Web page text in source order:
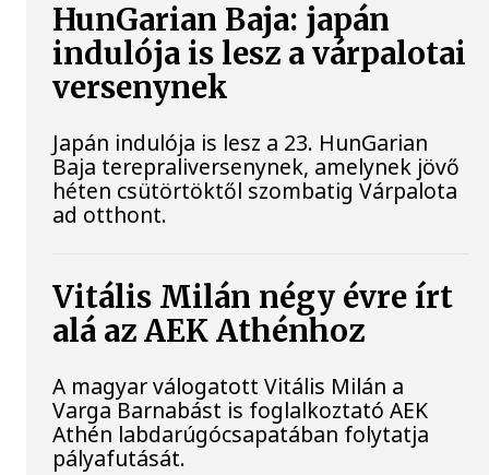
HunGarian Baja: japán
indulója is lesz a várpalotai
versenynek
Japán indulója is lesz a 23. HunGarian
Baja terepraliversenynek, amelynek jövő
héten csütörtöktől szombatig Várpalota
ad otthont.
Vitális Milán négy évre írt
alá az AEK Athénhoz
A magyar válogatott Vitális Milán a
Varga Barnabást is foglalkoztató AEK
Athén labdarúgócsapatában folytatja
pályafutását.